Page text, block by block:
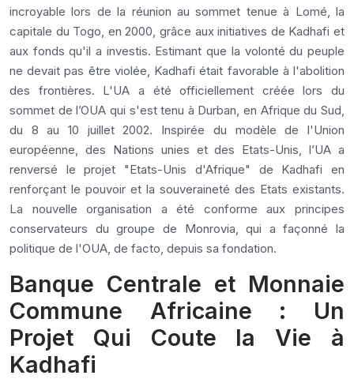
incroyable lors de la réunion au sommet tenue à Lomé, la
capitale du Togo, en 2000, grâce aux initiatives de Kadhafi et
aux fonds qu'il a investis. Estimant que la volonté du peuple
ne devait pas être violée, Kadhafi était favorable à l'abolition
des frontières. L'UA a été officiellement créée lors du
sommet de l’OUA qui s'est tenu à Durban, en Afrique du Sud,
du 8 au 10 juillet 2002. Inspirée du modèle de l'Union
européenne, des Nations unies et des Etats-Unis, l’UA a
renversé le projet "Etats-Unis d'Afrique" de Kadhafi en
renforçant le pouvoir et la souveraineté des Etats existants.
La nouvelle organisation a été conforme aux principes
conservateurs du groupe de Monrovia, qui a façonné la
politique de l'OUA, de facto, depuis sa fondation.
Banque Centrale et Monnaie
Commune Africaine : Un
Projet Qui Coute la Vie à
Kadhafi